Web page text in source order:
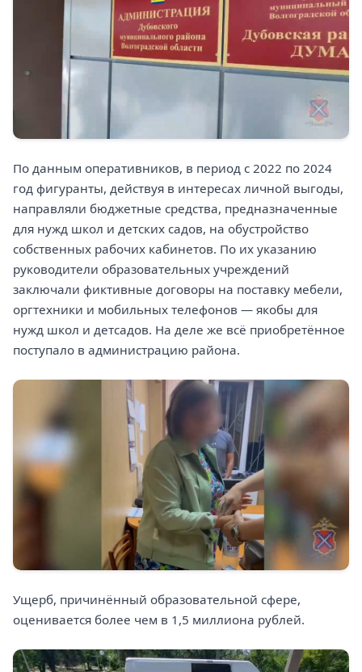
По данным оперативников, в период с 2022 по 2024
год фигуранты, действуя в интересах личной выгоды,
направляли бюджетные средства, предназначенные
для нужд школ и детских садов, на обустройство
собственных рабочих кабинетов. По их указанию
руководители образовательных учреждений
заключали фиктивные договоры на поставку мебели,
оргтехники и мобильных телефонов — якобы для
нужд школ и детсадов. На деле же всё приобретённое
поступало в администрацию района.
Ущерб, причинённый образовательной сфере,
оценивается более чем в 1,5 миллиона рублей.